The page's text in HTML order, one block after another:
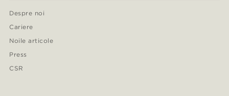
Despre noi
Cariere
Noile articole
Press
CSR